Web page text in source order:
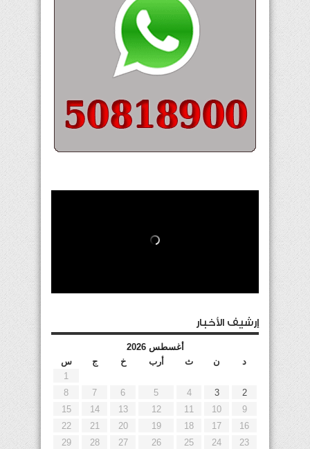
إرشيف الأخبار
أغسطس 2026
د
ن ث أرب خ ج
س
1
2
3
4
5
6
7
8
9
10
11
12
13
14
15
16
17
18
19
20
21
22
23
24
25
26
27
28
29